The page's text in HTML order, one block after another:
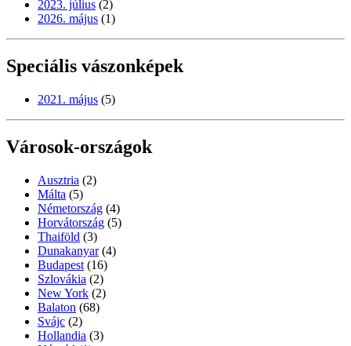
2023. július (2)
2026. május (1)
Speciális vászonképek
2021. május (5)
Városok-országok
Ausztria (2)
Málta (5)
Németország (4)
Horvátország (5)
Thaiföld (3)
Dunakanyar (4)
Budapest (16)
Szlovákia (2)
New York (2)
Balaton (68)
Svájc (2)
Hollandia (3)